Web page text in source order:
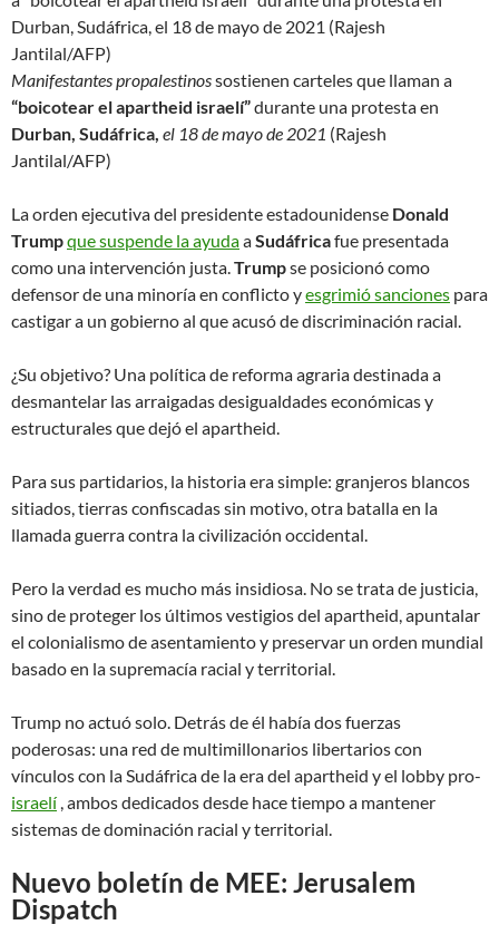
Manifestantes propalestinossostienen carteles que llaman a
“boicotear el apartheid israelí”durante una protesta en
Durban, Sudáfrica, el 18 de mayo de 2021 (Rajesh
Jantilal/AFP)
La orden ejecutiva del presidente estadounidense Donald
Trumpque suspende la ayudaaSudáfricafue presentada
como una intervención justa. Trumpse posicionó como
defensor de una minoría en conflicto yesgrimió sanciones para
castigar a un gobierno al que acusó de discriminación racial.
¿Su objetivo? Una política de reforma agraria destinada a
desmantelar las arraigadas desigualdades económicas y
estructurales que dejó el apartheid.
Para sus partidarios, la historia era simple: granjeros blancos
sitiados, tierras confiscadas sin motivo, otra batalla en la
llamada guerra contra la civilización occidental.
Pero la verdad es mucho más insidiosa. No se trata de justicia,
sino de proteger los últimos vestigios del apartheid, apuntalar
el colonialismo de asentamiento y preservar un orden mundial
basado en la supremacía racial y territorial.
Trump no actuó solo. Detrás de él había dos fuerzas
poderosas: una red de multimillonarios libertarios con
vínculos con la Sudáfrica de la era del apartheid y el lobby pro-
israelí , ambos dedicados desde hace tiempo a mantener
sistemas de dominación racial y territorial.
Nuevo boletín de MEE: Jerusalem
Dispatch